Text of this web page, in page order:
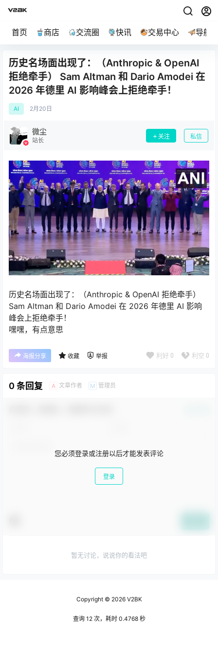
首页 商店 交流圈 快讯 交易中心 导航
历史名场面出现了：（Anthropic & OpenAI
拒绝牵手） Sam Altman 和 Dario Amodei 在
2026 年德里 AI 影响峰会上拒绝牵手！
AI 2月 20日
微尘
站长
关注 私信
历史名场面出现了：（Anthropic & OpenAI 拒绝牵手）
Sam Altman 和 Dario Amodei 在 2026 年德里 AI 影响
峰会上拒绝牵手！
嘿嘿，有点意思
海报分享 收藏 举报 利好 0 利空 0
0 条回复 A 文章作者 M 管理员
您必须登录或注册以后才能发表评论
登录
暂无讨论，说说你的看法吧
Copyright © 2026V2BK
查询 12 次，耗时 0.4768 秒